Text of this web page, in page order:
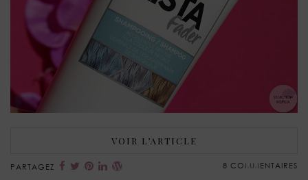
VOIR L’ARTICLE
PARTAGEZ 8 COMMENTAIRES